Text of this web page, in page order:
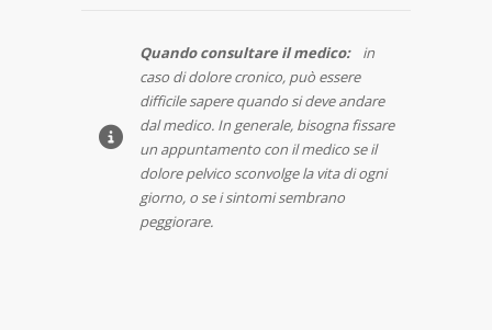
Quando consultare il medico:
in
caso di dolore cronico, può essere
difficile sapere quando si deve andare
dal medico. In generale, bisogna fissare
un appuntamento con il medico se il
dolore pelvico sconvolge la vita di ogni
giorno, o se i sintomi sembrano
peggiorare.